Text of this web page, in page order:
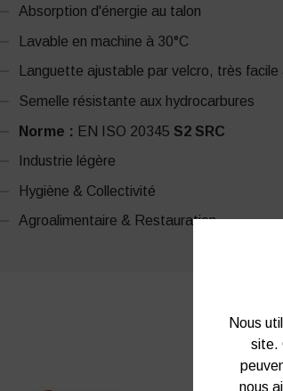
Absorption d'énergie au talon
Lavable en machine à 30°C
Languette ajustable par velcro, très facile
Semelle résistante aux hydrocarbures
Norme : EN ISO 20345 S2 SRC
Industrie légère
Hygiène & Collectivité
Agroalimentaire & Restauration
Nous
site.
nous